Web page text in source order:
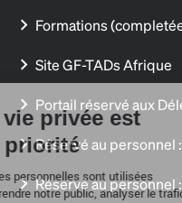
Formations
Site GF-TADs Afrique
Portail réservé aux
Réservé au personnel
Réservé au personnel
Votre vie
notre priorité
Ces données personnelles
pour comprendre notre public,